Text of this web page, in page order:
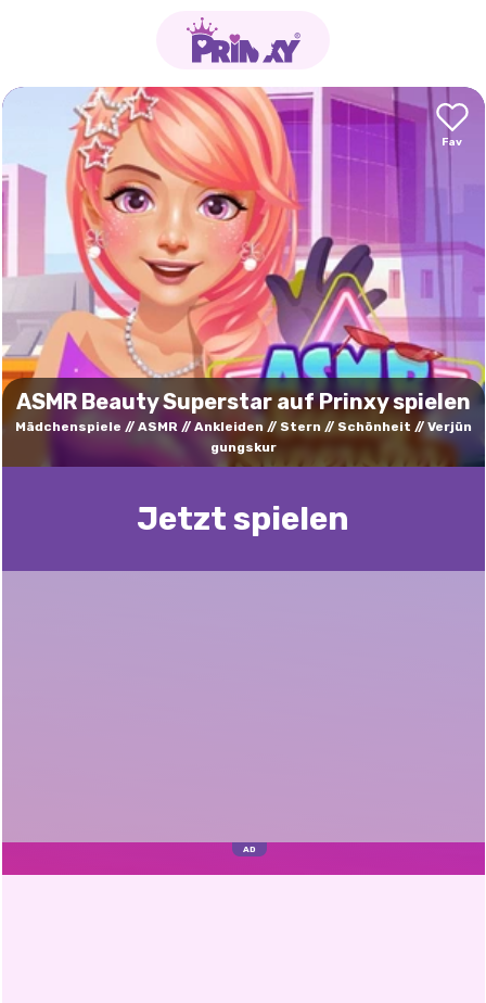
ASMR Beauty Superstar auf Prinxy spielen
Mädchenspiele ASMR Ankleiden Stern Schönheit
Verjün
gungskur
Jetzt spielen